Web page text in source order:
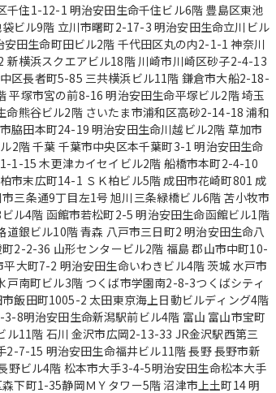
千住1-12-1 明治安田生命千住ビル6階 豊島区東池
ビル9階 立川市曙町2-17-3 明治安田生命立川ビル
生命町田ビル2階 千代田区丸の内2-1-1 神奈川
新横浜スクエアビル18階 川崎市川崎区砂子2-4-13
区長者町5-85 三共横浜ビル11階 鎌倉市大船2-18-
塚市宮の前8-16 明治安田生命平塚ビル2階 埼玉
命熊谷ビル2階 さいたま市浦和区高砂2-14-18 浦和
脇田本町24-19 明治安田生命川越ビル2階 草加市
明治安田生命
1-15 木更津カイセイビル2階 船橋市本町2-4-10
市末広町14-1 ＳＫ柏ビル5階 成田市花崎町801 成
ル4階 函館市若松町2-5 明治安田生命函館ビル1階
市三日町2 明治安田生命八
7-2 明治安田生命いわきビル4階 茨城 水戸市
南町ビル3階 つくば市学園南2-8-3つくばシティ
田生命新潟駅前ビル4階 富山 富山市宝町
JR金沢駅西第三
野ビル4階 松本市大手3-4-5明治安田生命松本大手